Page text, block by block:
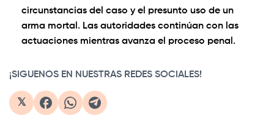
circunstancias del caso y el presunto uso de un
arma mortal. Las autoridades continúan con las
actuaciones mientras avanza el proceso penal.
¡SIGUENOS EN NUESTRAS REDES SOCIALES!
𝕏